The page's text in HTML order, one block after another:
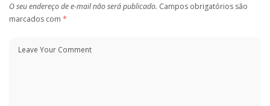
O seu endereço de e-mail não será publicado. Campos obrigatórios são
marcados com *